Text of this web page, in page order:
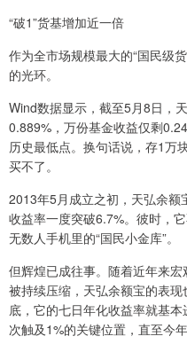
“破1”货基增加近一倍
作为全市场规模最大的“国民级
的光环。
Wind数据显示，截至5月8日，
0.889%，万份基金收益仅剩
历史最低点。换句话说，存1万
买不了。
2013年5月成立之初，天弘余
收益率一度突破6.7%。彼时，
无数人手机里的“国民小金库”。
但辉煌已成往事。随着近年来
被持续压缩，天弘余额宝的表
底，它的七日年化收益率就基
次触及1%的关键位置，直至今